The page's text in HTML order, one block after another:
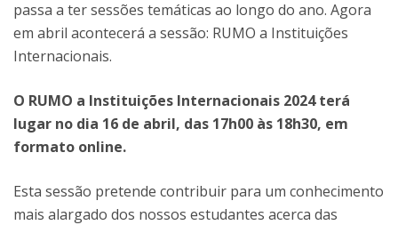
passa a ter sessões temáticas ao longo do ano. Agora
em abril acontecerá a sessão: RUMO a Instituições
Internacionais.
O RUMO a Instituições Internacionais 2024 terá
lugar no dia 16 de abril, das 17h00 às 18h30, em
formato online.
Esta sessão pretende contribuir para um conhecimento
mais alargado dos nossos estudantes acerca das